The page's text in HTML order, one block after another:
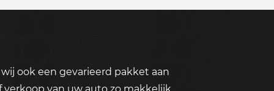
ook een gevarieerd pakket aan